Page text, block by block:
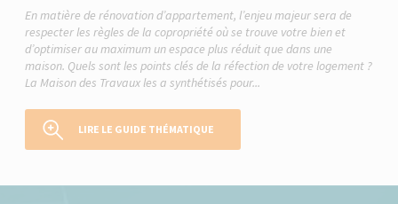
En matière de rénovation d’appartement, l’enjeu majeur sera de
respecter les règles de la copropriété où se trouve votre bien et
d’optimiser au maximum un espace plus réduit que dans une
maison. Quels sont les points clés de la réfection de votre logement ?
La Maison des Travaux les a synthétisés pour...
LIRE LE GUIDE THÉMATIQUE